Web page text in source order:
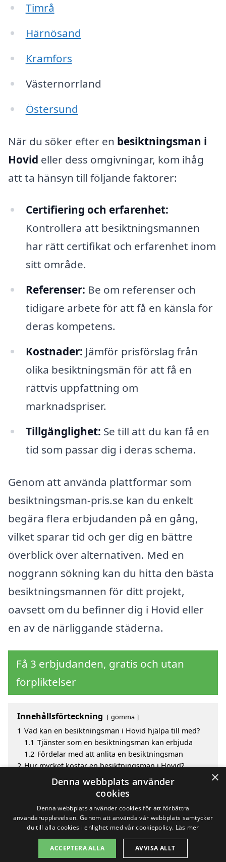
Timrå
Härnösand
Kramfors
Västernorrland
Östersund
När du söker efter en besiktningsman i
Hovid eller dess omgivningar, kom ihåg
att ta hänsyn till följande faktorer:
Certifiering och erfarenhet:
Kontrollera att besiktningsmannen
har rätt certifikat och erfarenhet inom
sitt område.
Referenser: Be om referenser och
tidigare arbete för att få en känsla för
deras kompetens.
Kostnader: Jämför prisförslag från
olika besiktningsmän för att få en
rättvis uppfattning om
marknadspriser.
Tillgänglighet: Se till att du kan få en
tid som passar dig i deras schema.
Genom att använda plattformar som
besiktningsman-pris.se kan du enkelt
begära flera erbjudanden på en gång,
vilket sparar tid och ger dig en bättre
överblick över alternativen. Med en
noggrann sökning kan du hitta den bästa
besiktningsmannen för ditt projekt,
oavsett om du befinner dig i Hovid eller
en av de närliggande städerna.
Få 3 erbjudanden, gratis och utan
förpliktelser
Innehållsförteckning gömma
1 Vad kan en besiktningsman i Hovid hjälpa till med?
1.1 Tjänster som en besiktningsman kan erbjuda
1.2 Fördelar med att anlita en besiktningsman
2 Hur mycket kostar en besiktningsman i Hovid?
Fördelar med att välja besiktningsman i Hovid
Sök efter en skicklig besiktningsman i de omgivande
Copyright 2026 - Pilanto Aps
×
Denna webbplats använder
cookies
Denna webbplats använder cookies för att förbättra
användarupplevelsen. Genom att använda vår webbplats samtycker
du till alla cookies i enlighet med vår cookiepolicy. Läs mer
ACCEPTERA ALLA AVVISA ALLT